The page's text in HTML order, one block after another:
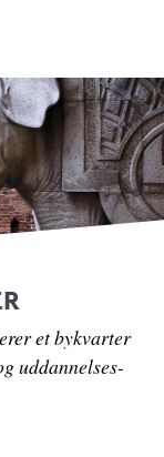
et bykvarter
uddannelses-